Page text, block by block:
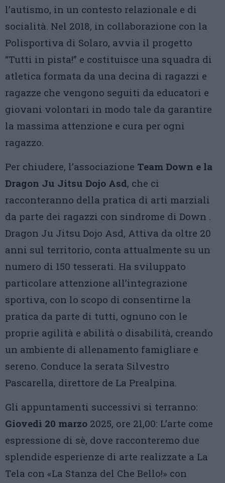
l’autismo, in un contesto relazionale e di
socialità. Nel 2018, in collaborazione con la
Polisportiva di Solaro, avvia il progetto
“Tutti in pista!” e costituisce una squadra di
atletica formata da una decina di ragazzi e
ragazze che vengono seguiti da educatori e
giovani volontari in modo tale da garantire
la massima attenzione e cura per ogni
ragazzo.
Per chiudere, l’associazione Team Down e la
Dragon Ju Jitsu Dojo Asd, che ci
racconteranno della pratica di arti marziali
da parte dei ragazzi con sindrome di Down .
Dragon Ju Jitsu Dojo Asd, Attiva da oltre 20
anni sul territorio, conta attualmente su un
numero di 150 tesserati. Ha sviluppato
particolare attenzione all’integrazione
sportiva, con lo scopo di consentirne la
pratica da parte di tutti, ognuno con le
proprie agilità e abilità o disabilità, creando
un ambiente di allenamento famigliare e
sereno. Conduce la serata Silvestro
Pascarella, direttore de La Prealpina.
Gli appuntamenti successivi si terranno:
Giovedì 20 marzo 2025, ore 21,00: L’arte come
espressione di sè, dove racconteremo due
splendide esperienze di arte realizzate a La
Tela con «La Stanza del Che Bello!» con